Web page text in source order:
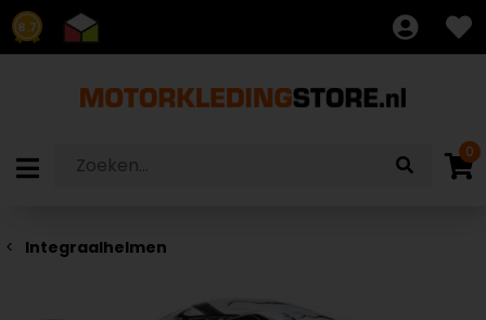
8.7
0
Integraalhelmen